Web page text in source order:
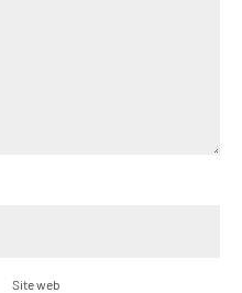
Site web